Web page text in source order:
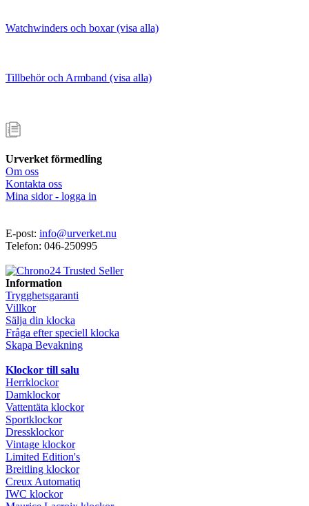
Watchwinders och boxar (visa alla)
Tillbehör och Armband (visa alla)
Urverket förmedling
Om oss
Kontakta oss
Mina sidor - logga in
E-post: info@urverket.nu
Telefon: 046-250995
Information
Trygghetsgaranti
Villkor
Sälja din klocka
Fråga efter speciell klocka
Skapa Bevakning
Klockor till salu
Herrklockor
Damklockor
Vattentäta klockor
Sportklockor
Dressklockor
Vintage klockor
Limited Edition's
Breitling klockor
Creux Automatiq
IWC klockor